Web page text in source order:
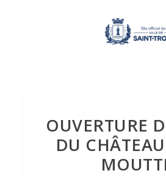
OUVERTURE
DU